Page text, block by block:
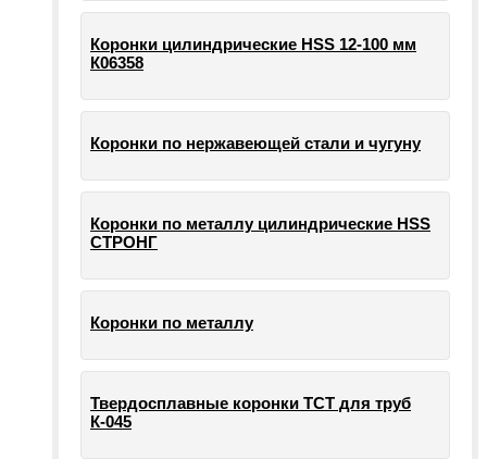
Коронки цилиндрические HSS 12-100 мм
К06358
Коронки по нержавеющей стали и чугуну
Коронки по металлу цилиндрические HSS
СТРОНГ
Коронки по металлу
Твердосплавные коронки ТСТ для труб
К-045